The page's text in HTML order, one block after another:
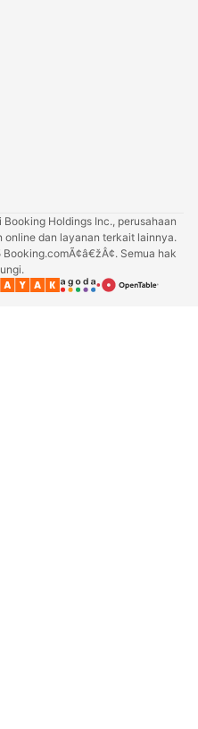
Holdings Inc., perusahaan
dan layanan terkait lainnya.
Semua hak